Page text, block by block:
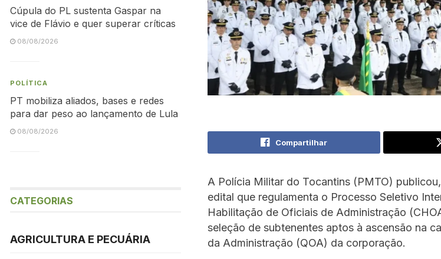
Compartilhar
A Polícia Militar do Tocantins (PMTO)
edital que regulamenta o Processo Seletivo
Habilitação de Oficiais de Administração
seleção de subtenentes aptos à ascensão na
da Administração (QOA) da corporação.
Cúpula do PL sustenta Gaspar na
vice de Flávio e quer superar críticas
08/08/2026
POLÍTICA
PT mobiliza aliados, bases e redes
para dar peso ao lançamento de Lula
08/08/2026
CATEGORIAS
AGRICULTURA E PECUÁRIA